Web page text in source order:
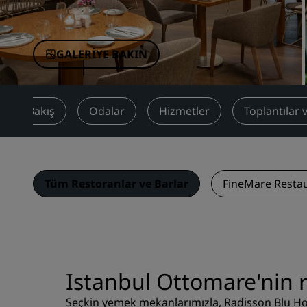
Çin'deki Bağlı Markalar
GALERIYE BAKIN
Bakış Odalar Hizmetler Toplantılar
Tüm Restoranlar ve Barlar FineMare
Istanbul Ottomare'nin
Seçkin yemek mekanlarımızla, Radisson